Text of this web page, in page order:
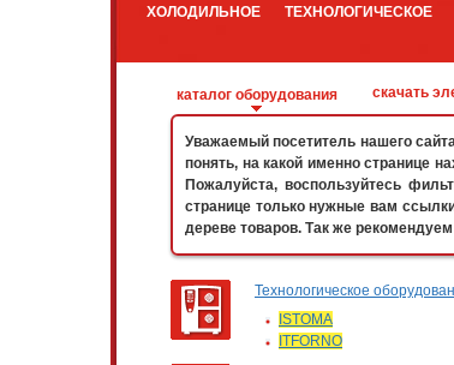
ХОЛОДИЛЬНОЕ ТЕХНОЛОГИЧЕСКОЕ
каталог оборудования скачать
Уважаемый посетитель нашего
понять, на какой именно странице
Пожалуйста, воспользуйтесь
странице только нужные вам
дереве товаров. Так же
Технологическое
ISTOMA
ITFORNO